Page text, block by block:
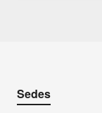
Sedes